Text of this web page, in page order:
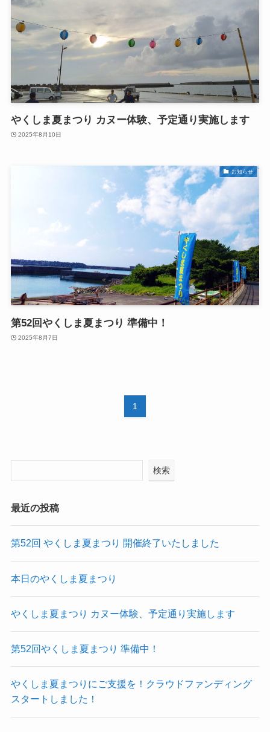
やくしま夏まつり カヌー体験、予定通り実施します
2025年8月10日
お知らせ
第52回やくしま夏まつり 準備中！
2025年8月7日
1
検索
最近の投稿
第52回 やくしま夏まつり 開催終了いたしました
本日のやくしま夏まつり
やくしま夏まつり カヌー体験、予定通り実施します
第52回やくしま夏まつり 準備中！
やくしま夏まつりにご支援を！クラウドファンディング
スタートしました！